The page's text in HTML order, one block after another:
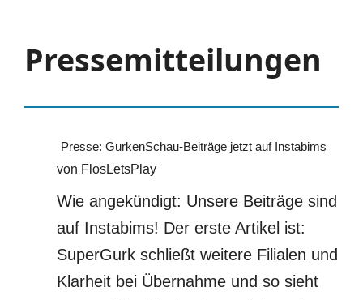
Pressemitteilungen
Presse: GurkenSchau-Beiträge jetzt auf Instabims
von FlosLetsPlay
Wie angekündigt: Unsere Beiträge sind
auf Instabims! Der erste Artikel ist:
SuperGurk schließt weitere Filialen und
Klarheit bei Übernahme und so sieht